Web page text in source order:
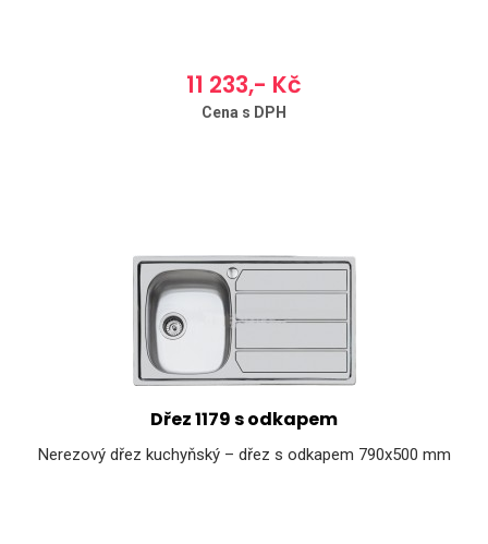
11 233,- Kč
Cena s DPH
Dřez 1179 s odkapem
Nerezový dřez kuchyňský – dřez s odkapem 790x500 mm